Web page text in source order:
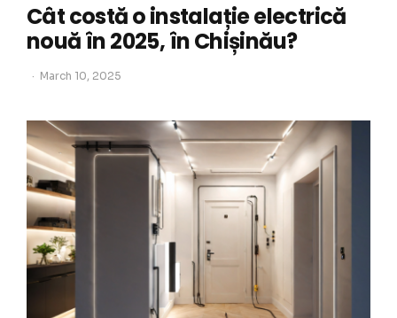
Cât costă o instalație electrică
nouă în 2025, în Chișinău?
March 10, 2025